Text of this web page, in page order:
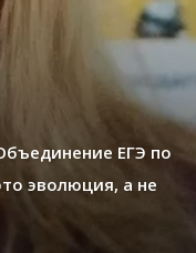
ЕГЭ по
эволюция, а не